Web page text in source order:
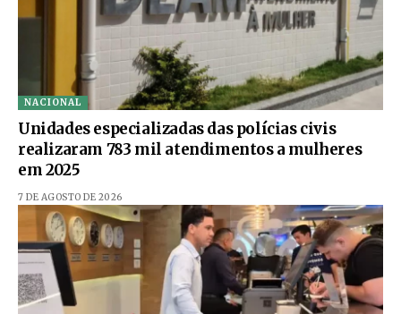
NACIONAL
Unidades especializadas das polícias civis
realizaram 783 mil atendimentos a mulheres
em 2025
7 DE AGOSTO DE 2026